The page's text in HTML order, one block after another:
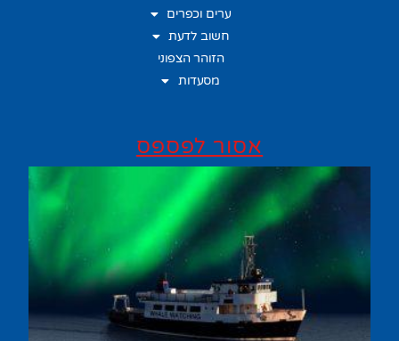
ערים וכפרים
חשוב לדעת
הזוהר הצפוני
מסעדות
אסור לפספס